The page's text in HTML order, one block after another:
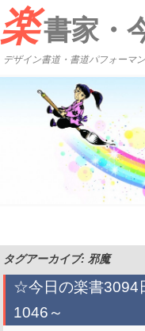
楽書家・
デザイン書道・書道パフォーマ
タグアーカイブ: 邪魔
☆今日の楽書3094
1046～